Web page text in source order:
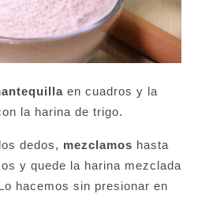
en cuadros y la
la harina de trigo.
dedos, mezclamos hasta
y quede la harina mezclada
hacemos sin presionar en